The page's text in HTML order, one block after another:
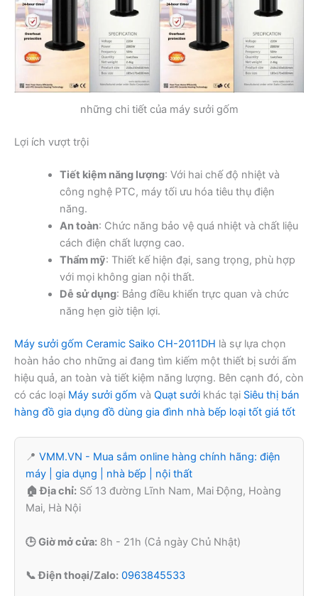
những chi tiết của máy sưởi gốm
Lợi ích vượt trội
Tiết kiệm năng lượng: Với hai chế độ nhiệt và
công nghệ PTC, máy tối ưu hóa tiêu thụ điện
năng.
An toàn: Chức năng bảo vệ quá nhiệt và chất liệu
cách điện chất lượng cao.
Thẩm mỹ: Thiết kế hiện đại, sang trọng, phù hợp
với mọi không gian nội thất.
Dễ sử dụng: Bảng điều khiển trực quan và chức
năng hẹn giờ tiện lợi.
Máy sưởi gốm Ceramic Saiko CH-2011DH là sự lựa chọn
hoàn hảo cho những ai đang tìm kiếm một thiết bị sưởi ấm
hiệu quả, an toàn và tiết kiệm năng lượng. Bên cạnh đó, còn
có các loại Máy sưởi gốm và Quạt sưởi khác tại Siêu thị bán
hàng đồ gia dụng đồ dùng gia đình nhà bếp loại tốt giá tốt
📍 VMM.VN - Mua sắm online hàng chính hãng: điện
máy | gia dụng | nhà bếp | nội thất
🏠 Địa chỉ: Số 13 đường Lĩnh Nam, Mai Động, Hoàng
Mai, Hà Nội
🕒 Giờ mở cửa: 8h - 21h (Cả ngày Chủ Nhật)
📞 Điện thoại/Zalo: 0963845533